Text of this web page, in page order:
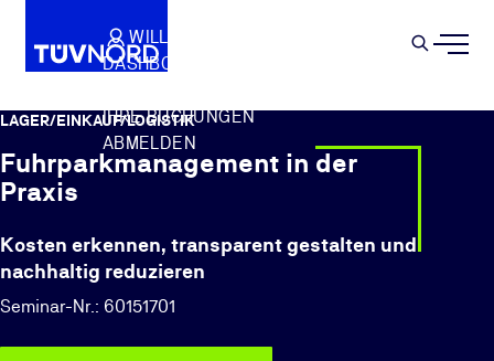
Springe zum Hauptinhalt
WILLKOMMEN
DASHBOARD
IHRE BUCHUNGEN
ABMELDEN
LAGER/EINKAUF/LOGISTIK
Fuhrparkmanagement in der
Praxis
Kosten erkennen, transparent gestalten und
nachhaltig reduzieren
Seminar-Nr.: 60151701